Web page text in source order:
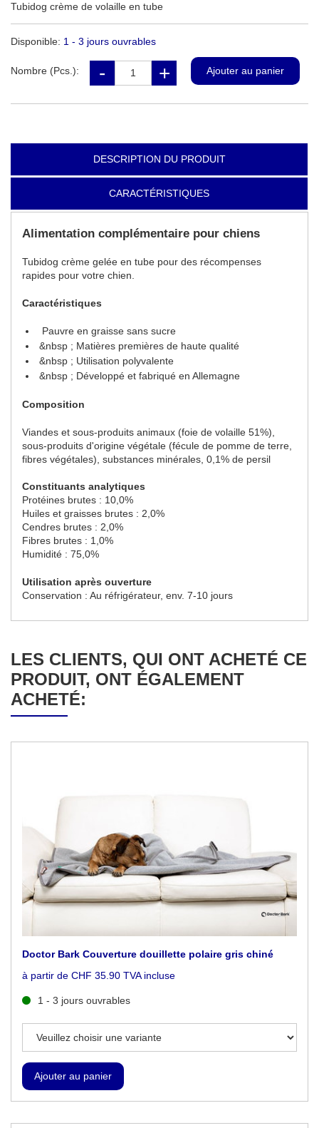
Tubidog crème de volaille en tube
Disponible: 1 - 3 jours ouvrables
Nombre (Pcs.):
DESCRIPTION DU PRODUIT
CARACTÉRISTIQUES
Alimentation complémentaire pour chiens
Tubidog crème gelée en tube pour des récompenses
rapides pour votre chien.
Caractéristiques
Pauvre en graisse sans sucre
&nbsp ; Matières premières de haute qualité
&nbsp ; Utilisation polyvalente
&nbsp ; Développé et fabriqué en Allemagne
Composition
Viandes et sous-produits animaux (foie de volaille 51%),
sous-produits d'origine végétale (fécule de pomme de terre,
fibres végétales), substances minérales, 0,1% de persil
Constituants analytiques
Protéines brutes : 10,0%
Huiles et graisses brutes : 2,0%
Cendres brutes : 2,0%
Fibres brutes : 1,0%
Humidité : 75,0%
Utilisation après ouverture
Conservation : Au réfrigérateur, env. 7-10 jours
LES CLIENTS, QUI ONT ACHETÉ CE
PRODUIT, ONT ÉGALEMENT
ACHETÉ:
Doctor Bark Couverture douillette polaire gris chiné
à partir de CHF 35.90 TVA incluse
1 - 3 jours ouvrables